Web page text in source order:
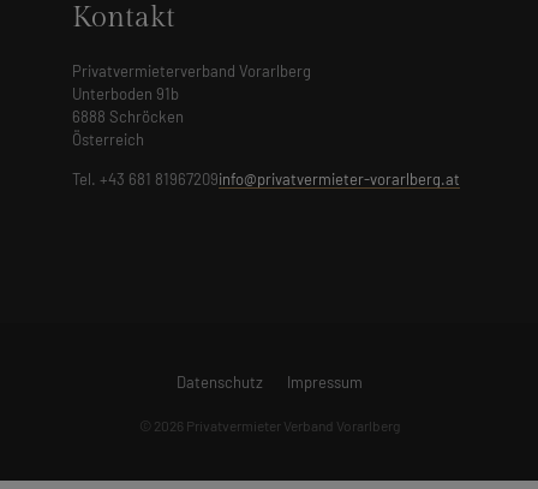
Kontakt
Privatvermieterverband Vorarlberg
Unterboden 91b
6888 Schröcken
Österreich
Tel. +43 681 81967209info@privatvermieter-vorarlberg.at
Datenschutz Impressum
© 2026 Privatvermieter Verband Vorarlberg